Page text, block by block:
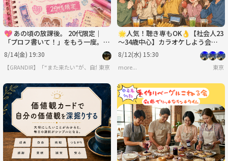
💖 あの頃の放課後。 20代限定｜
「プロフ書いて！」をもう一度。平
成プロフ帳交換会
8/14(金) 19:30
【GRANDIR】「“また来たい”が、自然と増えていくコミュニティ
東京
🌟人気！聴き専もOK👌【社会人23
～34歳中心】カラオケしよう会🎤
【初めまして大歓迎🔰】
8/12(水) 15:30
more... 東京